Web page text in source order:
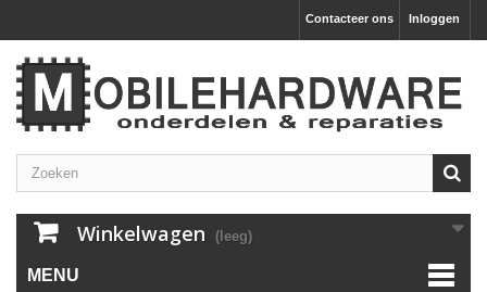
Inloggen
Contacteer ons
Winkelwagen (leeg)
MENU